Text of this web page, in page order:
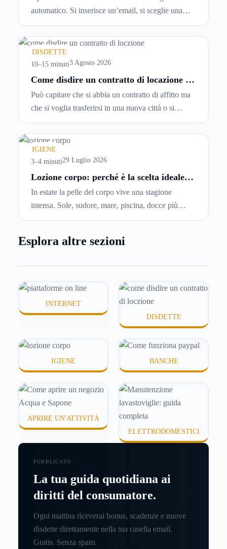
automatico. Si inserisce un’email, si sceglie una
password, si accetta una serie di condizioni senza
leggerle davvero. Tutto avviene in pochi minuti,
spesso senza che ci si fermi a capire dove si sta
entrando.
DISDETTE
10–15 minuti3 Agosto 2026
Come disdire un contratto di locazione in
modo corretto ed efficace
Può capitare che si abbia un contratto di affitto ma
che si voglia trasferirsi in una nuova città o si
abbiano problemi a pagare il canone, per cui si
comincia a cercare un’altra abitazione: è legittimo
chiedersi se è possibile
locazioneprima che scada. In questa guida
capiremo come inviare la disdetta per un contratto
IGIENE
3–4 minuti29 Luglio 2026
Lozione corpo: perché è la scelta ideale
In estate la pelle del corpo vive una stagione
intensa. Sole, sudore, mare, piscina, docce più
frequenti e aria condizionata possono renderla
meno confortevole. Eppure, proprio nei mesi caldi,
o difficili da assorbire.
Esplora altre sezioni
INTERNET
DISDETTE
IGIENE BANCHE
APRIRE UN'ATTIVITÀ
ELETTRODOMESTICI
PUBBLICATO
La tua guida quotidiana ai
diritti del consumatore.
Ogni mattina riceverai bonus, scadenze e nuove
disdette direttamente nella tua casella email.
Gratis. Senza spam.